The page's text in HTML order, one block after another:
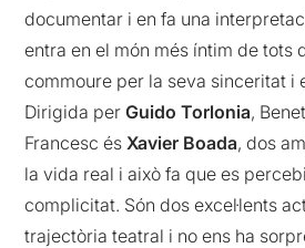
documentar i en fa una
entra en el món més íntim de tots
commoure per la seva sinceritat i
Dirigida perGuido Torlonia,
Francesc és Xavier Boada, dos
la vida real i això fa que es
complicitat. Són dos excel·lents
trajectòria teatral i no ens ha